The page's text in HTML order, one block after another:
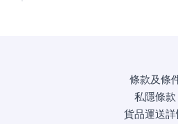
條款及條
私隱條款
貨品運送